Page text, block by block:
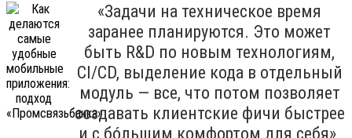
«Задачи на техническое время
заранее планируются. Это может
быть R&D по новым технологиям,
CI/CD, выделение кода в отдельный
модуль — все, что потом позволяет
создавать клиентские фичи быстрее
и с бóльшим комфортом для себя».